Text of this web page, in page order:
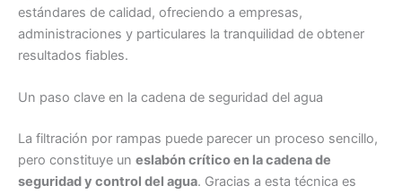
estándares de calidad, ofreciendo a empresas,
administraciones y particulares la tranquilidad de obtener
resultados fiables.
Un paso clave en la cadena de seguridad del agua
La filtración por rampas puede parecer un proceso sencillo,
pero constituye un eslabón crítico en la cadena de
seguridad y control del agua. Gracias a esta técnica es